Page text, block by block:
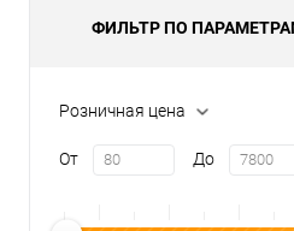
ФИЛЬТР ПО
Розничная цена
От До